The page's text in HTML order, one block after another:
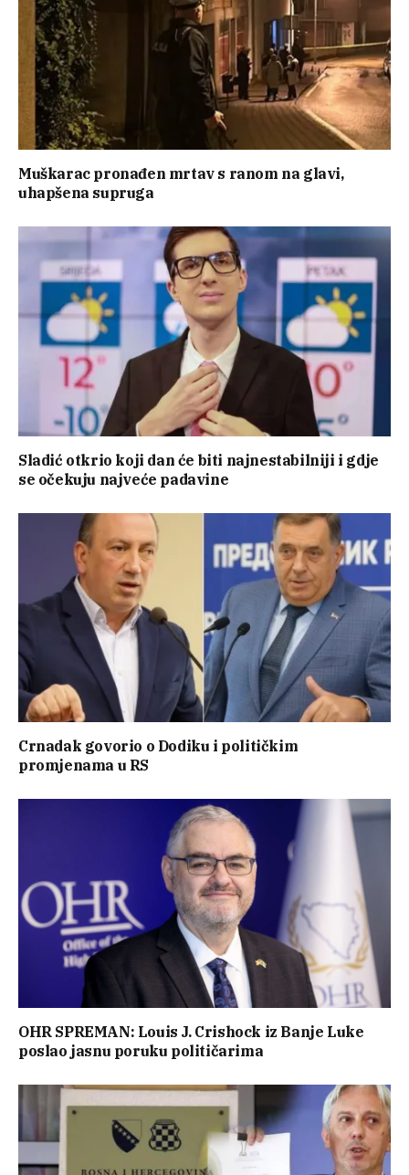
Muškarac pronađen mrtav s ranom na glavi,
uhapšena supruga
Sladić otkrio koji dan će biti najnestabilniji i gdje
se očekuju najveće padavine
Crnadak govorio o Dodiku i političkim
promjenama u RS
OHR SPREMAN: Louis J. Crishock iz Banje Luke
poslao jasnu poruku političarima